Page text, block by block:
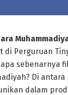
di Perguruan
sebenarnya
Di
dalam